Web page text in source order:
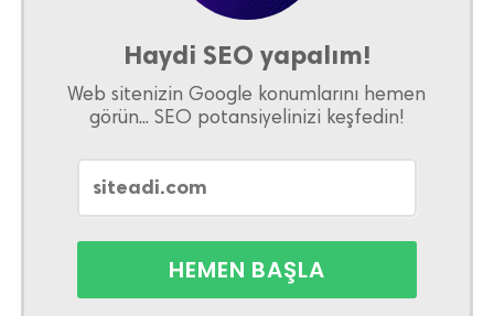
Haydi SEO yapalım!
Web sitenizin Google konumlarını hemen
görün... SEO potansiyelinizi keşfedin!